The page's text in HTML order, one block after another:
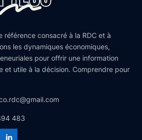
référence consacré à la RDC et à
les dynamiques économiques,
pour offrir une information
et utile à la décision. Comprendre pour
483